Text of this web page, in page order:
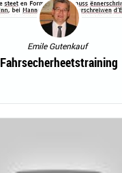
Emile Gutenkauf
Fahrsecherheetstraining